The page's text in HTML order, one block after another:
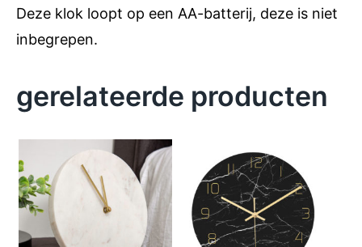
Deze klok loopt op een AA-batterij, deze is niet
inbegrepen.
gerelateerde producten